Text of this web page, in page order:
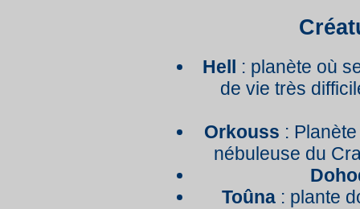
Hell
: planète où
de vie très
Orkouss :
nébuleuse du
Toûna : plante